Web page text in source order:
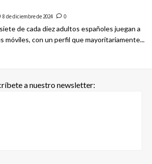
8 de diciembre de 2024 0
de cada diez adultos españoles juegan a
móviles, con un perfil que mayoritariamente...
a nuestro newsletter: